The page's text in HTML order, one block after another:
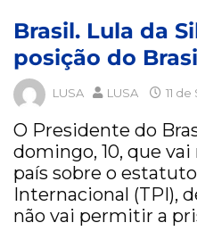
Brasil. Lula da
posição do
LUSA LUSA 11
O Presidente do
domingo, 10, que
país sobre o
Internacional (TPI),
não vai permitir a